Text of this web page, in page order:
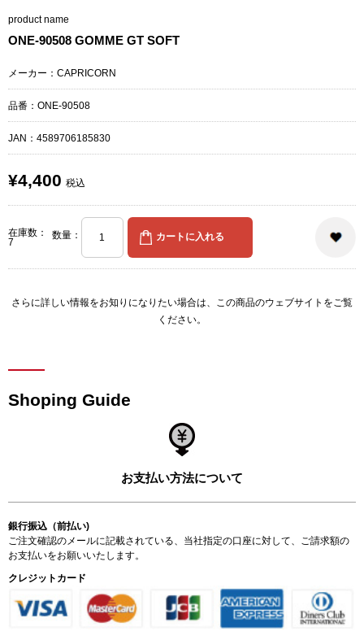
product name
ONE-90508 GOMME GT SOFT
メーカー：CAPRICORN
品番：ONE-90508
JAN： 4589706185830
¥4,400 税込
在庫数：
7
数量：
さらに詳しい情報をお知りになりたい場合は、 この商品のウェブサイト をご覧
ください。
Shoping Guide
お支払い方法について
銀行振込（前払い)
ご注文確認のメールに記載されている、当社指定の口座に対して、ご請求額の
お支払いをお願いいたします。
クレジットカード